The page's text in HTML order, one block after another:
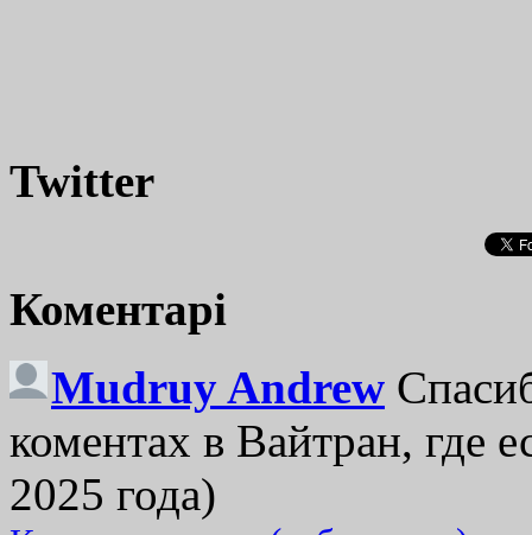
Twitter
Коментарі
Mudruy Andrew
коментах в Вайтран, где
2025 года)